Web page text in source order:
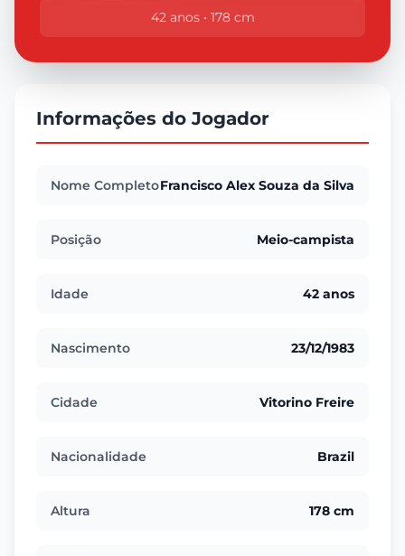
42 anos • 178 cm
Informações do Jogador
Nome CompletoFrancisco Alex Souza da Silva
Posição Meio-campista
Idade 42 anos
Nascimento 23/12/1983
Cidade Vitorino Freire
Nacionalidade Brazil
Altura 178 cm